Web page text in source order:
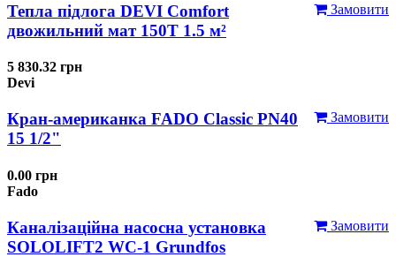
Замовити
Тепла підлога DEVI Comfort
двожильний мат 150T 1.5 м²
5 830.32 грн
Devi
Замовити
Кран-американка FADO Classic PN40
15 1/2"
0.00 грн
Fado
Замовити
Каналізаційна насосна установка
SOLOLIFT2 WC-1 Grundfos